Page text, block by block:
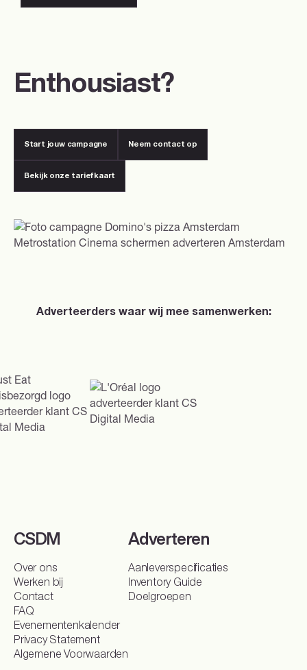
Enthousiast?
Start jouw campagne
Start jouw campagne
Neem contact op
Bekijk onze tariefkaart
Adverteerders waar wij mee samenwerken:
Kies jouw doel
CSDM
Over ons
Werken bij
Contact
FAQ
Evenementenkalender
Privacy Statement
Algemene Voorwaarden
Adverteren
Aanleverspecificaties
Inventory Guide
Doelgroepen